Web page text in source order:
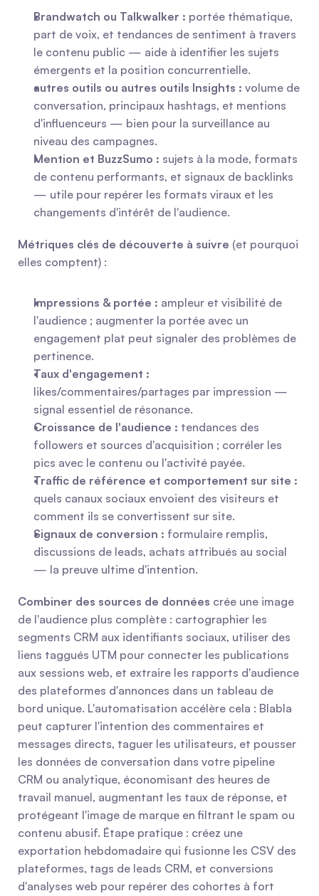
Brandwatch ou Talkwalker : portée thématique,
part de voix, et tendances de sentiment à travers
le contenu public — aide à identifier les sujets
émergents et la position concurrentielle.
autres outils ou autres outils Insights : volume de
conversation, principaux hashtags, et mentions
d'influenceurs — bien pour la surveillance au
niveau des campagnes.
Mention et BuzzSumo : sujets à la mode, formats
de contenu performants, et signaux de backlinks
— utile pour repérer les formats viraux et les
changements d'intérêt de l'audience.
Métriques clés de découverte à suivre (et pourquoi
elles comptent) :
Impressions & portée : ampleur et visibilité de
l'audience ; augmenter la portée avec un
engagement plat peut signaler des problèmes de
pertinence.
Taux d'engagement :
likes/commentaires/partages par impression —
signal essentiel de résonance.
Croissance de l'audience : tendances des
followers et sources d'acquisition ; corréler les
pics avec le contenu ou l'activité payée.
Traffic de référence et comportement sur site :
quels canaux sociaux envoient des visiteurs et
comment ils se convertissent sur site.
Signaux de conversion : formulaire remplis,
discussions de leads, achats attribués au social
— la preuve ultime d'intention.
Combiner des sources de données crée une image
de l'audience plus complète : cartographier les
segments CRM aux identifiants sociaux, utiliser des
liens taggués UTM pour connecter les publications
aux sessions web, et extraire les rapports d'audience
des plateformes d'annonces dans un tableau de
bord unique. L'automatisation accélère cela : Blabla
peut capturer l'intention des commentaires et
messages directs, taguer les utilisateurs, et pousser
les données de conversation dans votre pipeline
CRM ou analytique, économisant des heures de
travail manuel, augmentant les taux de réponse, et
protégeant l'image de marque en filtrant le spam ou
contenu abusif. Étape pratique : créez une
exportation hebdomadaire qui fusionne les CSV des
plateformes, tags de leads CRM, et conversions
d'analyses web pour repérer des cohortes à fort